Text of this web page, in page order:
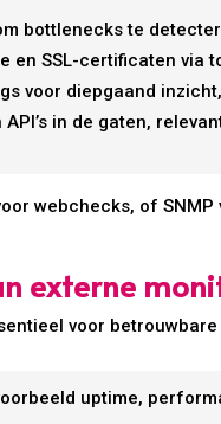
bottlenecks te
en SSL-certificaten via
voor diepgaand
in de gaten,
webchecks, of
externe
voor
uptime,